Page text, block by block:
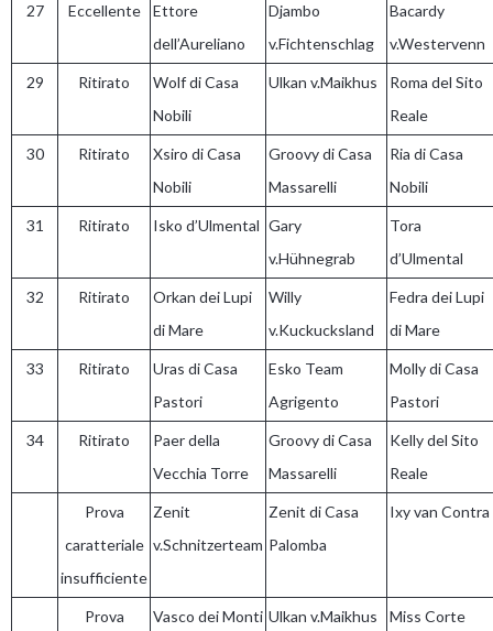
27 Eccellente
Ettore
dell’Aureliano
Djambo
v.Fichtenschlag
Bacardy
v.Westervenn
29 Ritirato
Wolf di Casa
Nobili
Ulkan v.Maikhus
Roma del Sito
Reale
30 Ritirato
Xsiro di Casa
Nobili
Groovy di Casa
Massarelli
Ria di Casa
Nobili
31 Ritirato Isko d’Ulmental Gary
v.Hühnegrab
Tora
d’Ulmental
32 Ritirato
Orkan dei Lupi
di Mare
Willy
v.Kuckucksland
Fedra dei Lupi
di Mare
33 Ritirato
Uras di Casa
Pastori
Esko Team
Agrigento
Molly di Casa
Pastori
34 Ritirato
Paer della
Vecchia Torre
Groovy di Casa
Massarelli
Kelly del Sito
Reale
Prova
caratteriale
insufficiente
Zenit
v.Schnitzerteam
Zenit di Casa
Palomba
Ixy van Contra
Prova Vasco dei Monti Ulkan v.Maikhus Miss Corte